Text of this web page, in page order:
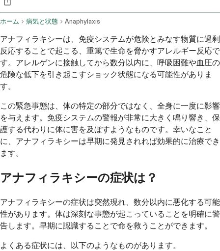
ホーム 病気と状態 Anaphylaxis
アナフィラキシーは、免疫システムが危険とみなす物質に過剰
反応することで起こる、重篤で生命を脅かすアレルギー反応で
す。アレルゲンに接触してから数分以内に、呼吸困難や血圧の
危険な低下を引き起こすショック状態になる可能性がありま
す。
この緊急事態は、体の特定の部分ではなく、全身に一度に影響
を与えます。免疫システムの警報が非常に大きく鳴り響き、保
護する代わりに体に害を及ぼすようなものです。幸いなこと
に、アナフィラキシーは早期に発見されれば効果的に治療でき
ます。
アナフィラキシーの症状は？
アナフィラキシーの症状は突然現れ、数分以内に悪化する可能
性があります。体は深刻な事態が起こっていることを明確に警
告します。早期に認識することで命を救うことができます。
よくある症状には、以下のようなものがあります。